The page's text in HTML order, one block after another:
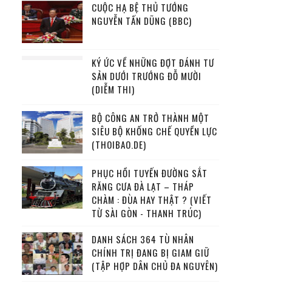
CUỘC HẠ BỆ THỦ TƯỚNG
NGUYỄN TẤN DŨNG (BBC)
KÝ ỨC VỀ NHỮNG ĐỢT ĐÁNH TƯ
SẢN DƯỚI TRƯỚNG ĐỖ MƯỜI
(DIỄM THI)
BỘ CÔNG AN TRỞ THÀNH MỘT
SIÊU BỘ KHỐNG CHẾ QUYỀN LỰC
(THOIBAO.DE)
PHỤC HỒI TUYẾN ĐƯỜNG SẮT
RĂNG CƯA ĐÀ LẠT – THÁP
CHÀM : ĐÙA HAY THẬT ? (VIẾT
TỪ SÀI GÒN - THANH TRÚC)
DANH SÁCH 364 TÙ NHÂN
CHÍNH TRỊ ĐANG BỊ GIAM GIỮ
(TẬP HỢP DÂN CHỦ ĐA NGUYÊN)